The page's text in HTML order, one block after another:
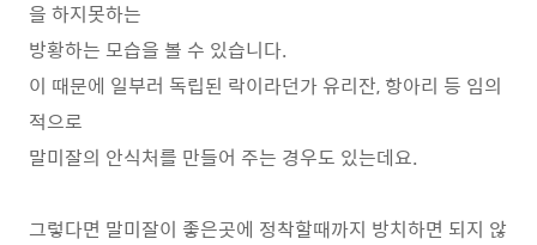
을 하지못하는
방황하는 모습을 볼 수 있습니다.
이 때문에 일부러 독립된 락이라던가 유리잔, 항아리 등 임의
적으로
말미잘의 안식처를 만들어 주는 경우도 있는데요.
그렇다면 말미잘이 좋은곳에 정착할때까지 방치하면 되지 않